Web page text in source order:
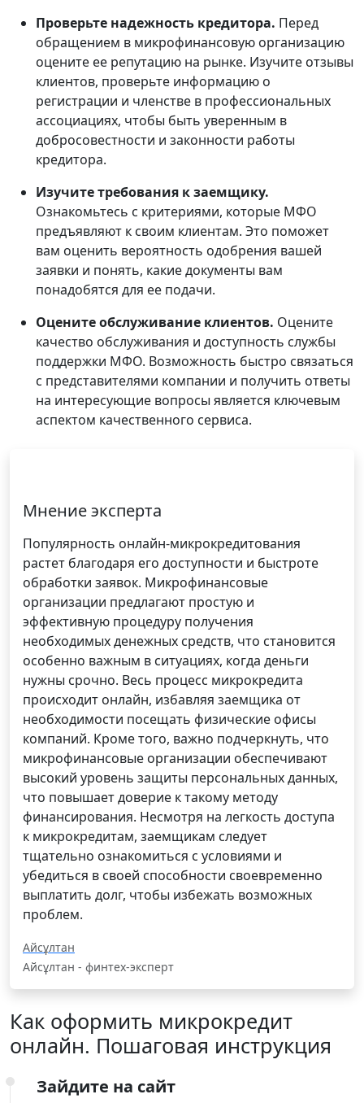
Проверьте надежность кредитора. Перед
обращением в микрофинансовую организацию
оцените ее репутацию на рынке. Изучите отзывы
клиентов, проверьте информацию о
регистрации и членстве в профессиональных
ассоциациях, чтобы быть уверенным в
добросовестности и законности работы
кредитора.
Изучите требования к заемщику.
Ознакомьтесь с критериями, которые МФО
предъявляют к своим клиентам. Это поможет
вам оценить вероятность одобрения вашей
заявки и понять, какие документы вам
понадобятся для ее подачи.
Оцените обслуживание клиентов. Оцените
качество обслуживания и доступность службы
поддержки МФО. Возможность быстро связаться
с представителями компании и получить ответы
на интересующие вопросы является ключевым
аспектом качественного сервиса.
Мнение эксперта
Популярность онлайн-микрокредитования
растет благодаря его доступности и быстроте
обработки заявок. Микрофинансовые
организации предлагают простую и
эффективную процедуру получения
необходимых денежных средств, что становится
особенно важным в ситуациях, когда деньги
нужны срочно. Весь процесс микрокредита
происходит онлайн, избавляя заемщика от
необходимости посещать физические офисы
компаний. Кроме того, важно подчеркнуть, что
микрофинансовые организации обеспечивают
высокий уровень защиты персональных данных,
что повышает доверие к такому методу
финансирования. Несмотря на легкость доступа
к микрокредитам, заемщикам следует
тщательно ознакомиться с условиями и
убедиться в своей способности своевременно
выплатить долг, чтобы избежать возможных
проблем.
Айсұлтан
Айсұлтан - финтех-эксперт
Как оформить микрокредит
онлайн. Пошаговая инструкция
Зайдите на сайт